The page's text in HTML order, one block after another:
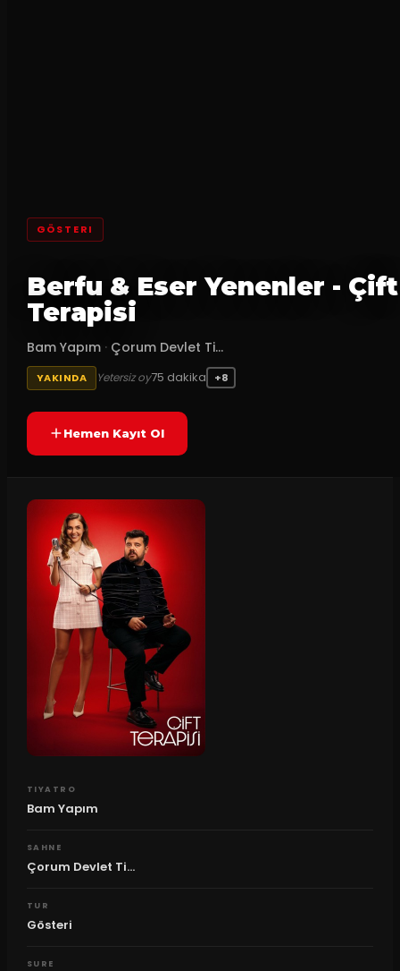
GÖSTERI
Berfu & Eser Yenenler - Çift
Terapisi
Bam Yapım · Çorum Devlet Ti...
YAKINDA Yetersiz oy75 dakika +8
Hemen Kayıt Ol
TIYATRO
Bam Yapım
SAHNE
Çorum Devlet Ti...
TUR
Gösteri
SURE